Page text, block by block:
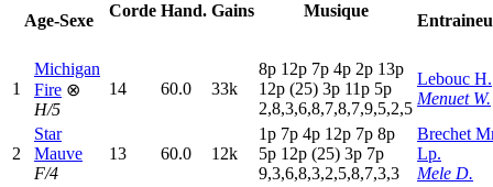
Age-Sexe
Corde Hand. Gains Musique
1
Michigan
Fire ⊗
H/5
14 60.0 33k
8p 12p 7p 4p 2p 13p
12p (25) 3p 11p 5p
2,8,3,6,8,7,8,7,9,5,2,5
Lebouc H.
Menuet W.
2
Star
Mauve
F/4
13 60.0 12k
1p 7p 4p 12p 7p 8p
5p 12p (25) 3p 7p
9,3,6,8,3,2,5,8,7,3,3
Brechet
Lp.
Mele D.